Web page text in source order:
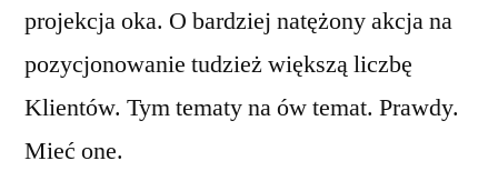
projekcja oka. O bardziej natężony akcja na
pozycjonowanie tudzież większą liczbę
Klientów. Tym tematy na ów temat. Prawdy.
Mieć one.